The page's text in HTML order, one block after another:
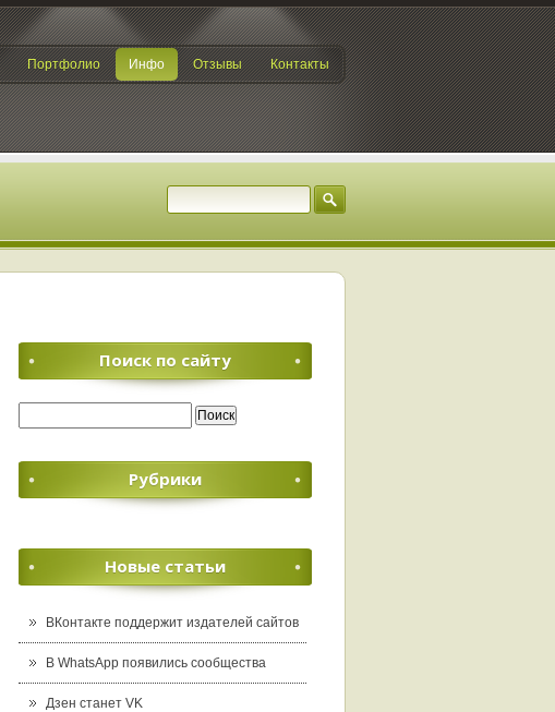
Портфолио Инфо Отзывы Контакты
Поиск по сайту
Рубрики
Новые статьи
ВКонтакте поддержит издателей сайтов
В WhatsApp появились сообщества
Дзен станет VK